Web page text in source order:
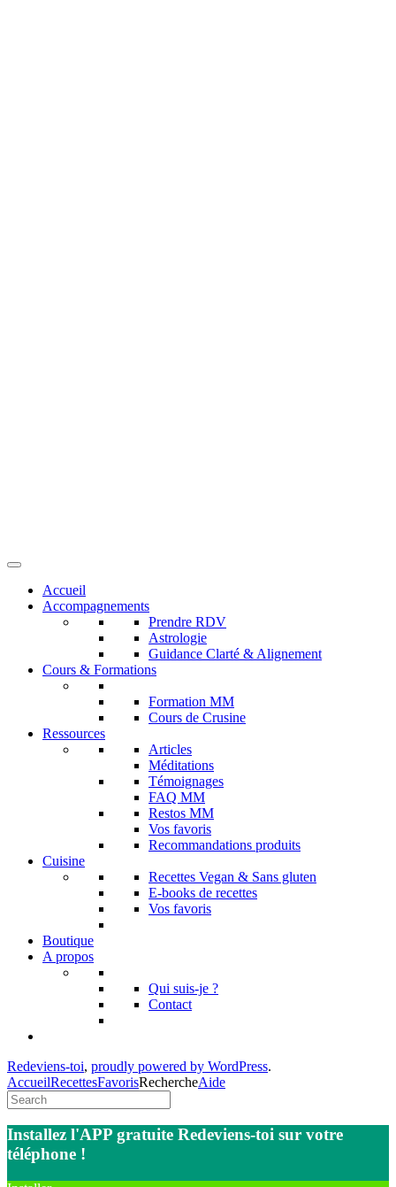
Accueil
Accompagnements
Prendre RDV
Astrologie
Guidance Clarté & Alignement
Cours & Formations
Formation MM
Cours de Crusine
Ressources
Articles
Méditations
Témoignages
FAQ MM
Restos MM
Vos favoris
Recommandations produits
Cuisine
Recettes Vegan & Sans gluten
E-books de recettes
Vos favoris
Boutique
A propos
Qui suis-je ?
Contact
Redeviens-toi, proudly powered by WordPress.
AccueilRecettesFavorisRechercheAide
Installez l'APP gratuite Redeviens-toi sur votre
téléphone !